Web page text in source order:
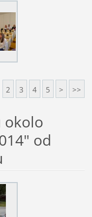
2 3 4 5 > >>
okolo
od